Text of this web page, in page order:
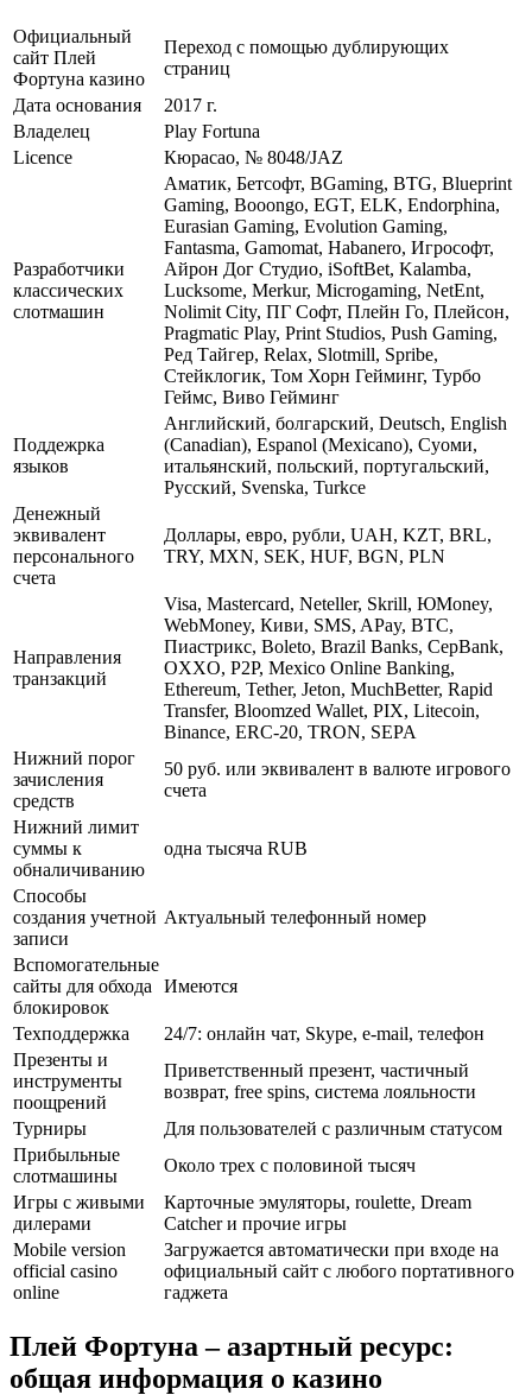
Официальный
сайт Плей
Фортуна казино
Переход с помощью дублирующих
страниц
Дата основания
2017 г.
Владелец
Play Fortuna
Licence
Кюрасао, № 8048/JAZ
Разработчики
классических
слотмашин
Аматик, Бетсофт, BGaming, BTG, Blueprint
Gaming, Booongo, EGT, ELK, Endorphina,
Eurasian Gaming, Evolution Gaming,
Fantasma, Gamomat, Habanero, Игрософт,
Айрон Дог Студио, iSoftBet, Kalamba,
Lucksome, Merkur, Microgaming, NetEnt,
Nolimit City, ПГ Софт, Плейн Го, Плейсон,
Pragmatic Play, Print Studios, Push Gaming,
Ред Тайгер, Relax, Slotmill, Spribe,
Стейклогик, Том Хорн Гейминг, Турбо
Геймс, Виво Гейминг
Поддежрка
языков
Английский, болгарский, Deutsch, English
(Canadian), Espanol (Mexicano), Суоми,
итальянский, польский, португальский,
Русский, Svenska, Turkce
Денежный
эквивалент
персонального
счета
Доллары, евро, рубли, UAH, KZT, BRL,
TRY, MXN, SEK, HUF, BGN, PLN
Направления
транзакций
Visa, Mastercard, Neteller, Skrill, ЮMoney,
WebMoney, Киви, SMS, APay, BTC,
Пиастрикс, Boleto, Brazil Banks, CepBank,
OXXO, P2P, Mexico Online Banking,
Ethereum, Tether, Jeton, MuchBetter, Rapid
Transfer, Bloomzed Wallet, PIX, Litecoin,
Binance, ERC-20, TRON, SEPA
Нижний порог
зачисления
средств
50 руб. или эквивалент в валюте игрового
счета
Нижний лимит
суммы к
обналичиванию
одна тысяча RUB
Способы
создания учетной
записи
Актуальный телефонный номер
Вспомогательные
сайты для обхода
блокировок
Имеются
Техподдержка
24/7: онлайн чат, Skype, e-mail, телефон
Презенты и
инструменты
поощрений
Приветственный презент, частичный
возврат, free spins, система лояльности
Турниры
Для пользователей с различным статусом
Прибыльные
слотмашины
Около трех с половиной тысяч
Игры с живыми
дилерами
Карточные эмуляторы, roulette, Dream
Catcher и прочие игры
Mobile version
official casino
online
Загружается автоматически при входе на
официальный сайт с любого портативного
гаджета
Плей Фортуна – азартный ресурс:
общая информация о казино